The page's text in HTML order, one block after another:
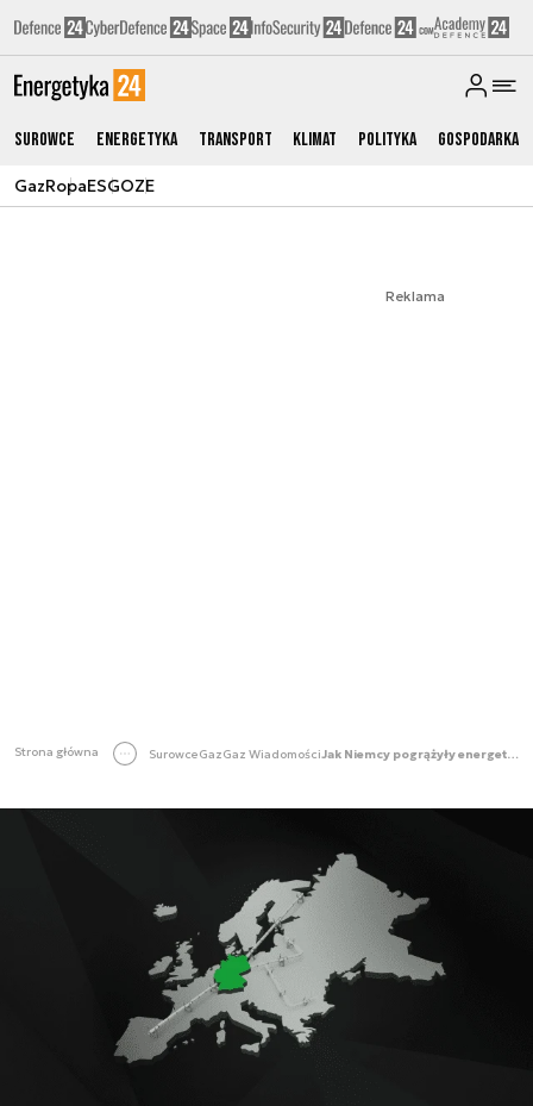
Surowce Energetyka Transport Klimat Polityka Gospodarka
GazRopaESGOZE
Reklama
Strona główna SurowceGazGaz Wiadomości Jak Niemcy pogrążyły energetycznie Europę? Wysłuchaj fragmentu audiobooka